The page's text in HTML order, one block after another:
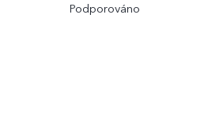
Podporováno